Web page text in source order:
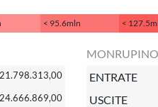
< 95.6mln <
MONRUPINO
ENTRATE
USCITE